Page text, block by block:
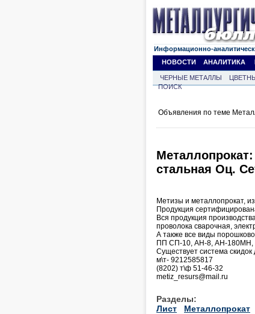
Информационно-
НОВОСТИ
АНАЛИТИКА
ЧЕРНЫЕ МЕТАЛЛЫ
ПОИСК
Объявления по теме
стальная Оц.
Метизы и металлопрокат,
Продукция
Вся продукция
проволока сварочная,
А также все виды
ПП СП-10, АН-8, АН-180МН,
Существует система
м\т- 9212585817
(8202) т\ф 51-46-32
metiz_resurs@mail.ru
Разделы:
Лист
Металлопрокат